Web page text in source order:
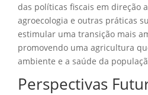
das políticas fiscais em direção
agroecologia e outras práticas
estimular uma transição mais
promovendo uma agricultura
ambiente e a saúde da
Perspectivas